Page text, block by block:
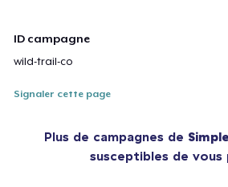
ID campagne
wild-trail-co
Signaler cette page
Plus de campagnes de
susceptibles de vous